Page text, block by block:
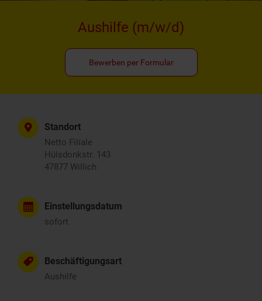
Aushilfe (m/w/d)
Bewerben per Formular
Standort
Netto Filiale
Hülsdonkstr. 143
47877 Willich
Einstellungsdatum
sofort
Beschäftigungsart
Aushilfe